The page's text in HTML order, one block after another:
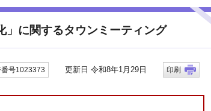
」に関するタウンミーティング
号1023373 更新日 令和8年1月29日 印刷